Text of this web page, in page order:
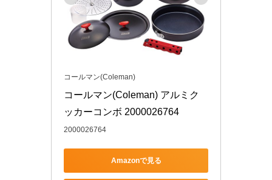
コールマン(Coleman)
コールマン(Coleman) アルミク
ッカーコンボ 2000026764
2000026764
Amazonで見る